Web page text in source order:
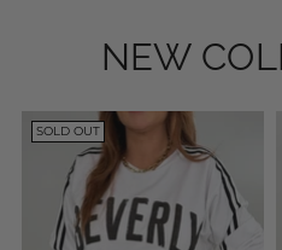
NEW
SOLD OUT